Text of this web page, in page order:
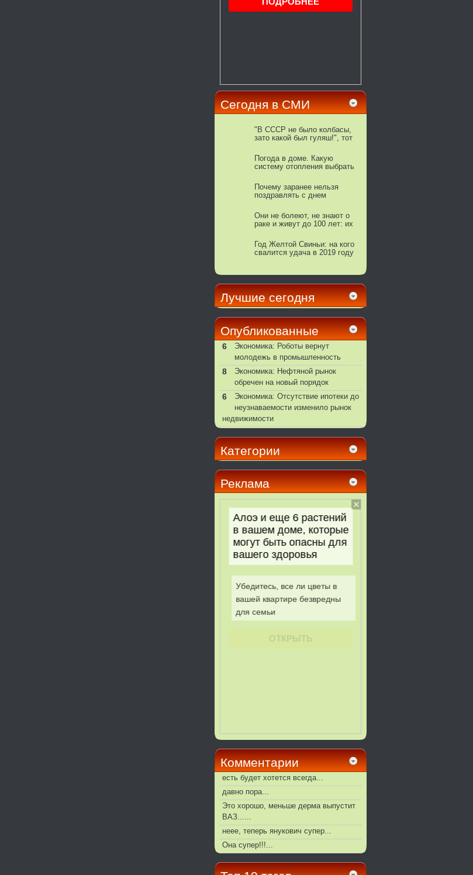
Сегодня в СМИ
"В СССР не было колбасы,
зато какой был гуляш!", тот
Погода в доме. Какую
систему отопления выбрать
Почему заранее нельзя
поздравлять с днем
Они не болеют, не знают о
раке и живут до 100 лет: их
Год Желтой Свиньи: на кого
свалится удача в 2019 году
Лучшие сегодня
Опубликованные
6
Экономика: Роботы вернут
молодежь в промышленность
8
Экономика: Нефтяной рынок
обречен на новый порядок
6
Экономика: Отсутствие ипотеки до
неузнаваемости изменило рынок
недвижимости
Категории
Реклама
Комментарии
есть будет хотется всегда...
давно пора...
Это хорошо, меньше дерма выпустит
ВАЗ......
неее, теперь янукович супер...
Она супер!!!...